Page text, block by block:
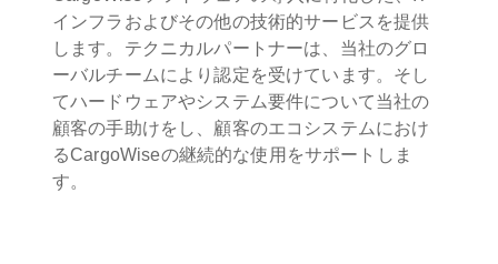
インフラおよびその他の技術的サービスを提供
します。テクニカルパートナーは、当社のグロ
ーバルチームにより認定を受けています。そし
てハードウェアやシステム要件について当社の
顧客の手助けをし、顧客のエコシステムにおけ
るCargoWiseの継続的な使用をサポートしま
す。